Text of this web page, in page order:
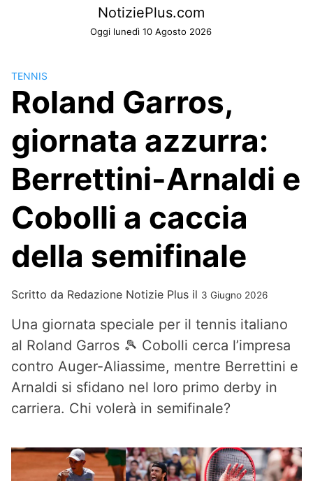
NotiziePlus.com
Oggi lunedì 10 Agosto 2026
TENNIS
Roland Garros,
giornata azzurra:
Berrettini-Arnaldi e
Cobolli a caccia
della semifinale
Scritto da Redazione Notizie Plus il 3 Giugno 2026
Una giornata speciale per il tennis italiano
al Roland Garros 🎾 Cobolli cerca l’impresa
contro Auger-Aliassime, mentre Berrettini e
Arnaldi si sfidano nel loro primo derby in
carriera. Chi volerà in semifinale?